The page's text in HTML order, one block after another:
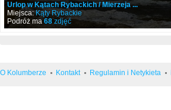
Urlop w Kątach Rybackich / Mierzeja ...
Miejsca:Kąty Rybackie
Podróż ma 68zdjęć
O Kolumberze Kontakt Regulamin i Netykieta